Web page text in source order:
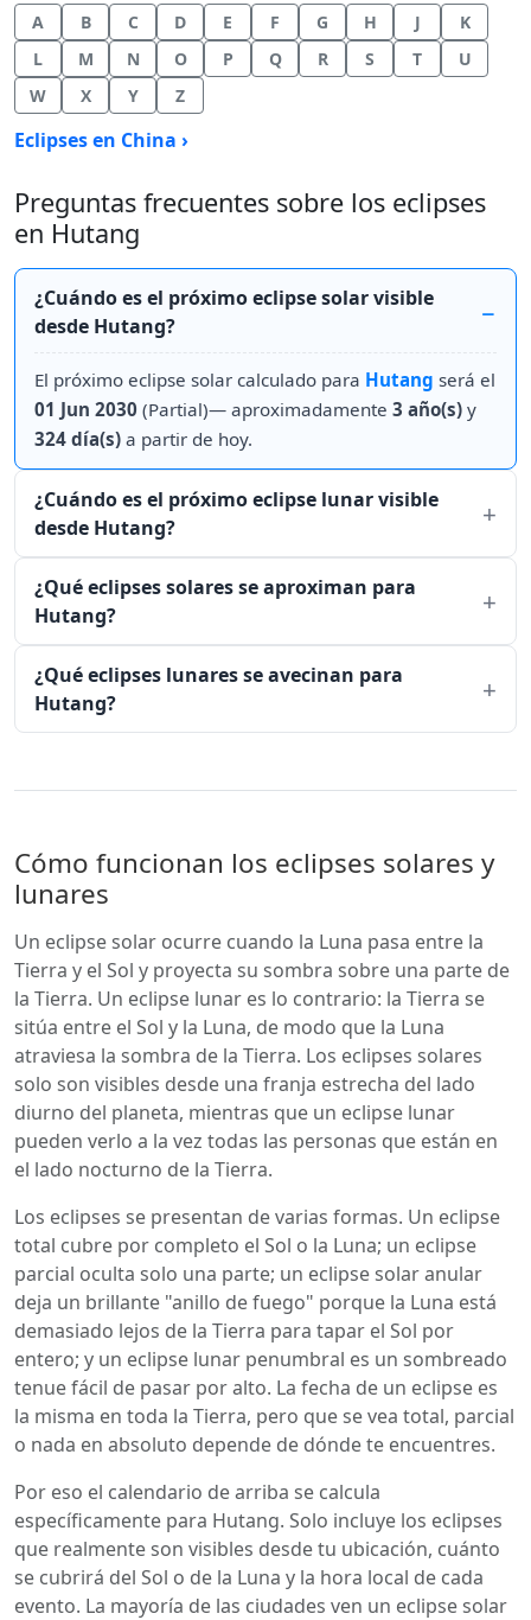
A B C D E F G H J
K
L
M N O P Q R S T
U
W
X Y Z
Eclipses en China ›
Preguntas frecuentes sobre los eclipses
en Hutang
¿Cuándo es el próximo eclipse solar visible
desde Hutang?
El próximo eclipse solar calculado para Hutang será el
01 Jun 2030 (Partial)— aproximadamente 3 año(s) y
324 día(s) a partir de hoy.
¿Cuándo es el próximo eclipse lunar visible
desde Hutang?
¿Qué eclipses solares se aproximan para
Hutang?
¿Qué eclipses lunares se avecinan para
Hutang?
Cómo funcionan los eclipses solares y
lunares
Un eclipse solar ocurre cuando la Luna pasa entre la
Tierra y el Sol y proyecta su sombra sobre una parte de
la Tierra. Un eclipse lunar es lo contrario: la Tierra se
sitúa entre el Sol y la Luna, de modo que la Luna
atraviesa la sombra de la Tierra. Los eclipses solares
solo son visibles desde una franja estrecha del lado
diurno del planeta, mientras que un eclipse lunar
pueden verlo a la vez todas las personas que están en
el lado nocturno de la Tierra.
Los eclipses se presentan de varias formas. Un eclipse
total cubre por completo el Sol o la Luna; un eclipse
parcial oculta solo una parte; un eclipse solar anular
deja un brillante "anillo de fuego" porque la Luna está
demasiado lejos de la Tierra para tapar el Sol por
entero; y un eclipse lunar penumbral es un sombreado
tenue fácil de pasar por alto. La fecha de un eclipse es
la misma en toda la Tierra, pero que se vea total, parcial
o nada en absoluto depende de dónde te encuentres.
Por eso el calendario de arriba se calcula
específicamente para Hutang. Solo incluye los eclipses
que realmente son visibles desde tu ubicación, cuánto
se cubrirá del Sol o de la Luna y la hora local de cada
evento. La mayoría de las ciudades ven un eclipse solar